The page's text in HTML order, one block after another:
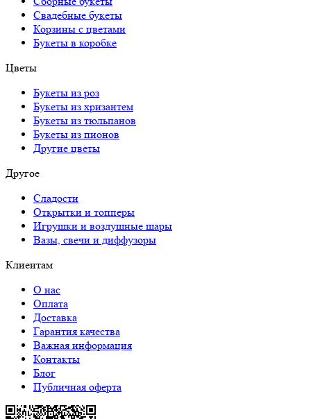
Свадебные букеты
Корзины с цветами
Букеты в коробке
Цветы
Букеты из роз
Букеты из хризантем
Букеты из тюльпанов
Букеты из пионов
Другие цветы
Другое
Сладости
Открытки и топперы
Игрушки и воздушные шары
Вазы, свечи и диффузоры
Клиентам
О нас
Оплата
Доставка
Гарантия качества
Важная информация
Контакты
Блог
Публичная оферта